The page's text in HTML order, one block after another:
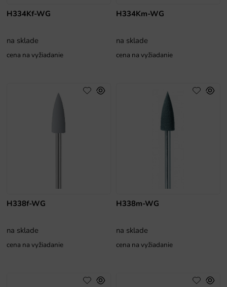
H334Kf-WG
na sklade
cena na vyžiadanie
H334Km-WG
na sklade
cena na vyžiadanie
H338f-WG
na sklade
cena na vyžiadanie
H338m-WG
na sklade
cena na vyžiadanie